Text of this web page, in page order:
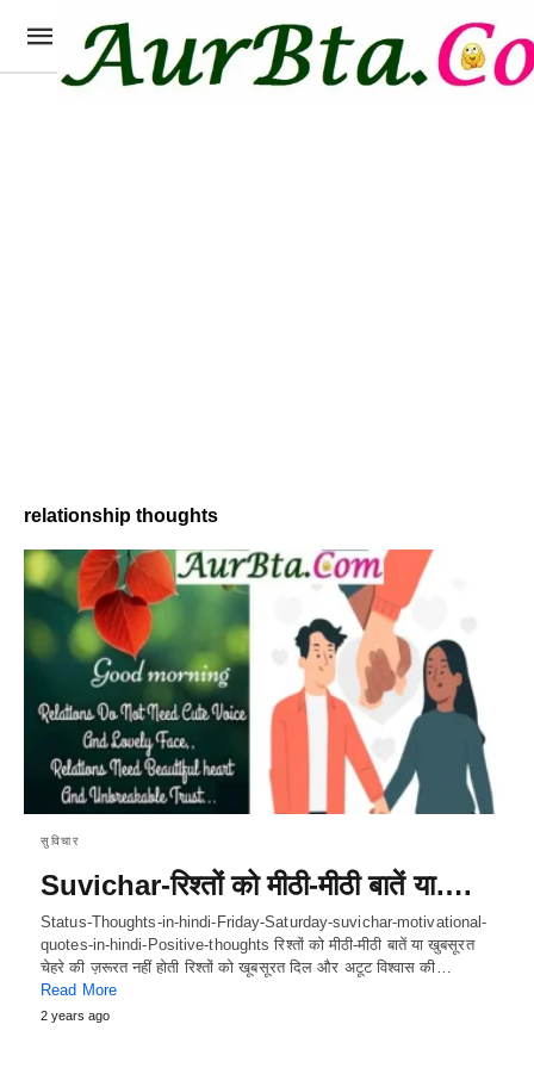
relationship thoughts
सुविचार
Suvichar-रिश्तों को मीठी-मीठी बातें या….
Status-Thoughts-in-hindi-Friday-Saturday-suvichar-motivational-
quotes-in-hindi-Positive-thoughts रिश्तों को मीठी-मीठी बातें या खुबसूरत
चेहरे की ज़रूरत नहीं होती रिश्तों को खूबसूरत दिल और अटूट विश्वास की…
Read More
2 years ago